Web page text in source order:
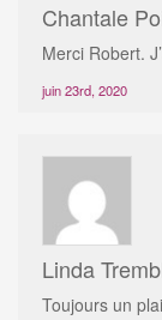
Chantale
Merci Robert.
juin 23rd, 2020
Linda
Toujours un